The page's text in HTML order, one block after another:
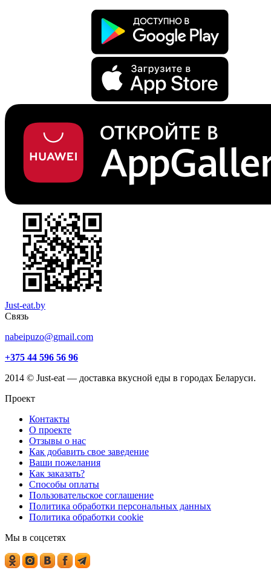
Just-eat.by
Связь
nabeipuzo@gmail.com
+375 44 596 56 96
2014 © Just-eat — доставка вкусной еды в городах Беларуси.
Проект
Контакты
О проекте
Отзывы о нас
Как добавить свое заведение
Ваши пожелания
Как заказать?
Способы оплаты
Пользовательское соглашение
Политика обработки персональных данных
Политика обработки cookie
Мы в соцсетях